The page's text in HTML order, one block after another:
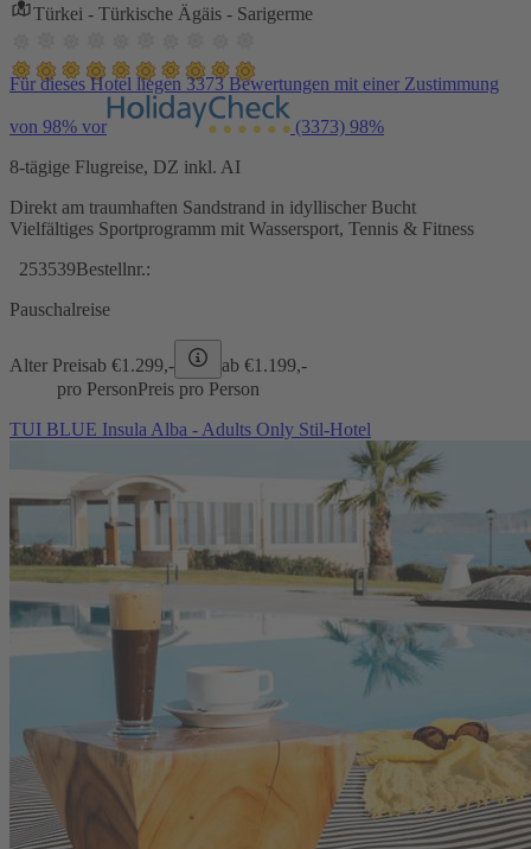
Türkei - Türkische Ägäis - Sarigerme
Für dieses Hotel liegen 3373 Bewertungen mit einer Zustimmung
von 98% vor (3373) 98%
8-tägige Flugreise, DZ inkl. AI
Direkt am traumhaften Sandstrand in idyllischer Bucht
Vielfältiges Sportprogramm mit Wassersport, Tennis & Fitness
253539Bestellnr.:
Pauschalreise
Alter Preisab €1.299,- ab €1.199,-
pro PersonPreis pro Person
TUI BLUE Insula Alba - Adults Only Stil-Hotel